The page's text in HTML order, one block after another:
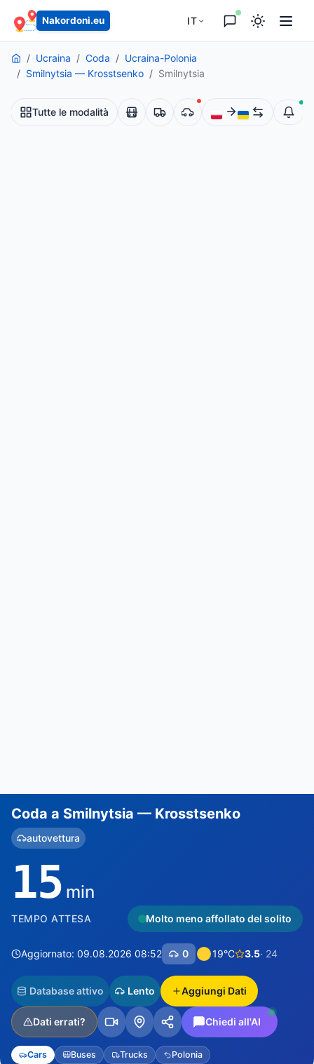
Nakordoni.eu IT
principale
Ucraina Coda
Ucraina-Polonia
Smilnytsia — Krosstsenko
Smilnytsia
Tutte le modalità
Coda a Smilnytsia — Krosstsenko
autovettura
15 min
TEMPO ATTESA Molto meno affollato del solito
Aggiornato: 09.08.2026 08:52 0 19°C 3.5· 24
Database attivo Lento Aggiungi Dati
Dati errati? Chiedi all'AI
Cars Buses Trucks Polonia